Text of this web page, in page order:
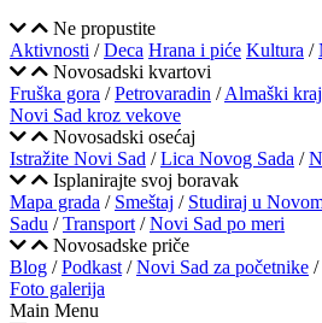
Ne propustite
Aktivnosti /Deca Hrana i piće Kultura /
Novosadski kvartovi
Fruška gora /Petrovaradin /Almaški kraj
Novi Sad kroz vekove
Novosadski osećaj
Istražite Novi Sad /Lica Novog Sada /
Isplanirajte svoj boravak
Mapa grada / Smeštaj / Studiraj u
Sadu /Transport /Novi Sad po meri
Novosadske priče
Blog /Podkast /Novi Sad za početnike /
Foto galerija
Main Menu